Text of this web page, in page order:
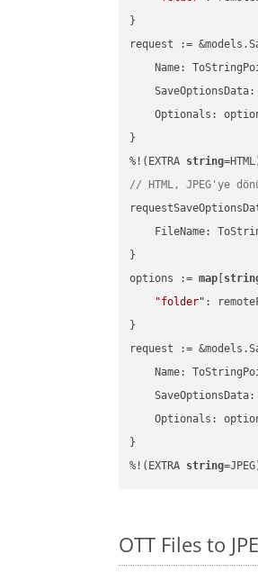
}
request :=
Name:
Optionals:
}
%!(EXTRA string
// HTML, JPEG'ye
FileName:
}
options := map
"folder" :
}
request :=
Name:
Optionals:
}
%!(EXTRA string
OTT Files to